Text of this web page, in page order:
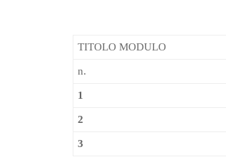
TITOLO MODULO
n.
1
2
3